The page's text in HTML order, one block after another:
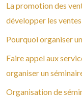
La promotion des
développer les ventes
Pourquoi organiser
Faire appel aux
organiser un
Organisation de